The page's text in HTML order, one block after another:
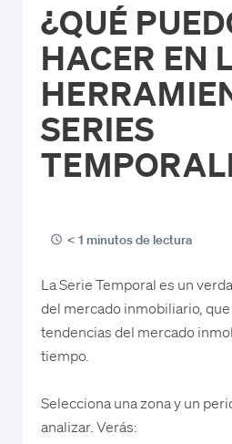
¿QUÉ
HACER EN
SERIES
< 1 minutos de lectura
La Serie Temporal es un
del mercado inmobiliario,
tendencias del mercado
tiempo.
Selecciona una zona y un
analizar. Verás: